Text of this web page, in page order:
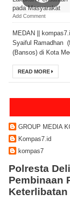
Add Comment
MEDAN ||
Syaiful Ramadhan
(Bansos) di Kota
READ MORE
GROUP MEDIA
Kompas7.id
kompas7
Polresta
Pembinaan